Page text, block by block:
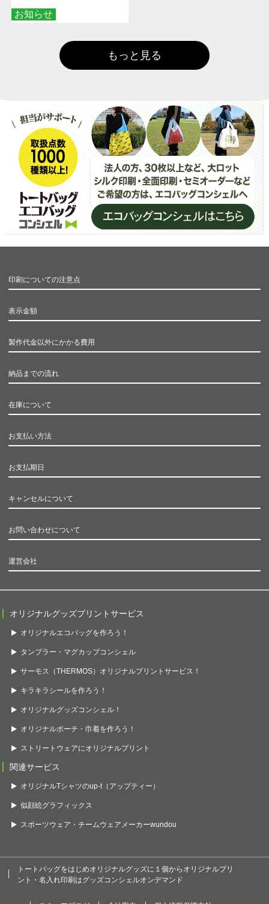
お知らせ
もっと見る
印刷についての注意点
表示金額
製作代金以外にかかる費用
納品までの流れ
在庫について
お支払い方法
お支払期日
キャンセルについて
お問い合わせについて
運営会社
オリジナルグッズプリントサービス
オリジナルエコバッグを作ろう！
タンブラー・マグカップコンシェル
サーモス（THERMOS）オリジナルプリントサービス！
キラキラシールを作ろう！
オリジナルグッズコンシェル！
オリジナルポーチ・巾着を作ろう！
ストリートウェアにオリジナルプリント
関連サービス
オリジナルTシャツのup-t（アップティー）
似顔絵グラフィックス
スポーツウェア・チームウェアメーカーwundou
トートバッグをはじめオリジナルグッズに１個からオリジナルプリ
ント・名入れ印刷はグッズコンシェルオンデマンド